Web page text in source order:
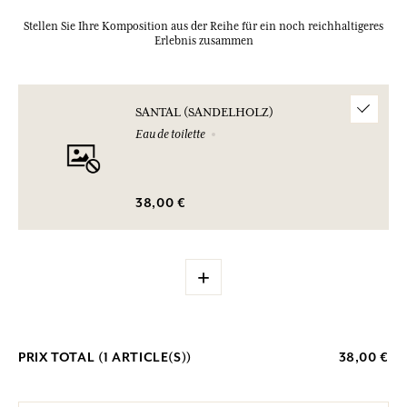
Stellen Sie Ihre Komposition aus der Reihe für ein noch reichhaltigeres
Erlebnis zusammen
SANTAL (SANDELHOLZ)
Eau de toilette
38,00 €
+
PRIX TOTAL (1 ARTICLE(S)) 38,00 €